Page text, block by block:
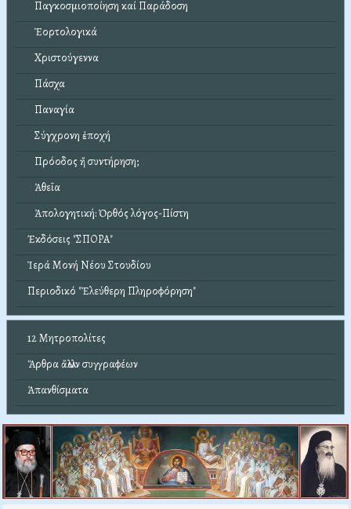
Παγκοσμιοποίηση καί Παράδοση
Ἑορτολογικά
Χριστούγεννα
Πάσχα
Παναγία
Σύγχρονη ἐποχή
Πρόοδος ἤ συντήρηση;
Ἀθεΐα
Ἀπολογητική: Ὀρθός λόγος-Πίστη
Ἐκδόσεις "ΣΠΟΡΑ"
Ἱερά Μονή Νέου Στουδίου
Περιοδικό "Ἐλεύθερη Πληροφόρηση"
12 Μητροπολίτες
Ἄρθρα ἄλλων συγγραφέων
Ἀπανθίσματα